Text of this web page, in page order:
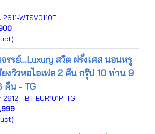
2611-WTSV0110F
รรย์...Luxury สวิต ฝรั่งเศส นอนหรู
ยงวิวหอไอเฟล 2 คืน กรุ๊ป 10 ท่าน 9
คืน - TG
2612 - BT-EUR101P_TG